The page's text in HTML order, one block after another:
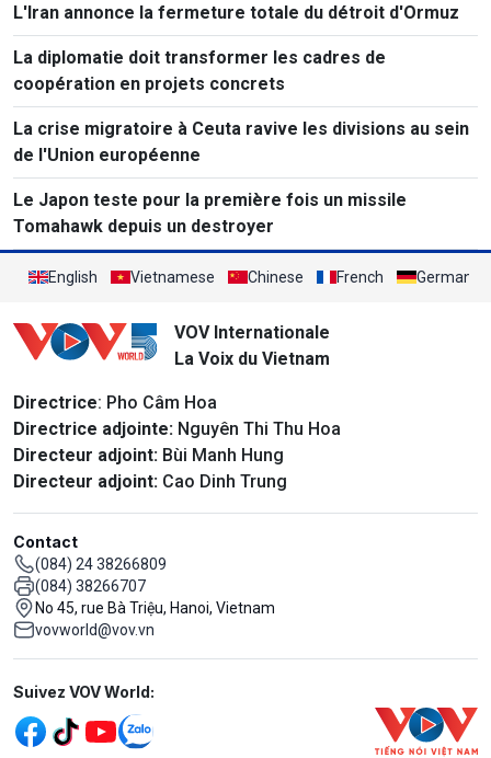
L'Iran annonce la fermeture totale du détroit d'Ormuz
La diplomatie doit transformer les cadres de
coopération en projets concrets
La crise migratoire à Ceuta ravive les divisions au sein
de l'Union européenne
Le Japon teste pour la première fois un missile
Tomahawk depuis un destroyer
English Vietnamese Chinese French German
VOV Internationale
La Voix du Vietnam
Directrice: Pho Câm Hoa
Directrice adjointe: Nguyên Thi Thu Hoa
Directeur adjoint: Bùi Manh Hung
Directeur adjoint: Cao Dinh Trung
Contact
(084) 24 38266809
(084) 38266707
No 45, rue Bà Triệu, Hanoi, Vietnam
vovworld@vov.vn
Mạng xã hội
Suivez VOV World: